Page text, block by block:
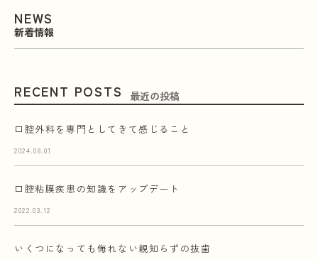
NEWS
新着情報
RECENT POSTS 最近の投稿
口腔外科を専門としてきて感じること
2024.08.01
口腔粘膜疾患の知識をアップデート
2022.03.12
いくつになっても侮れない親知らずの抜歯